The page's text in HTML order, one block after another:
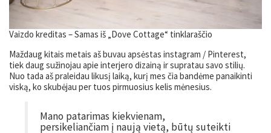
Vaizdo kreditas – Samas iš „Dove Cottage“ tinklaraščio
Maždaug kitais metais aš buvau apsėstas instagram / Pinterest,
tiek daug sužinojau apie interjero dizainą ir supratau savo stilių.
Nuo tada aš praleidau likusį laiką, kurį mes čia bandėme panaikinti
viską, ko skubėjau per tuos pirmuosius kelis mėnesius.
Mano patarimas kiekvienam,
persikeliančiam į naują vietą, būtų suteikti